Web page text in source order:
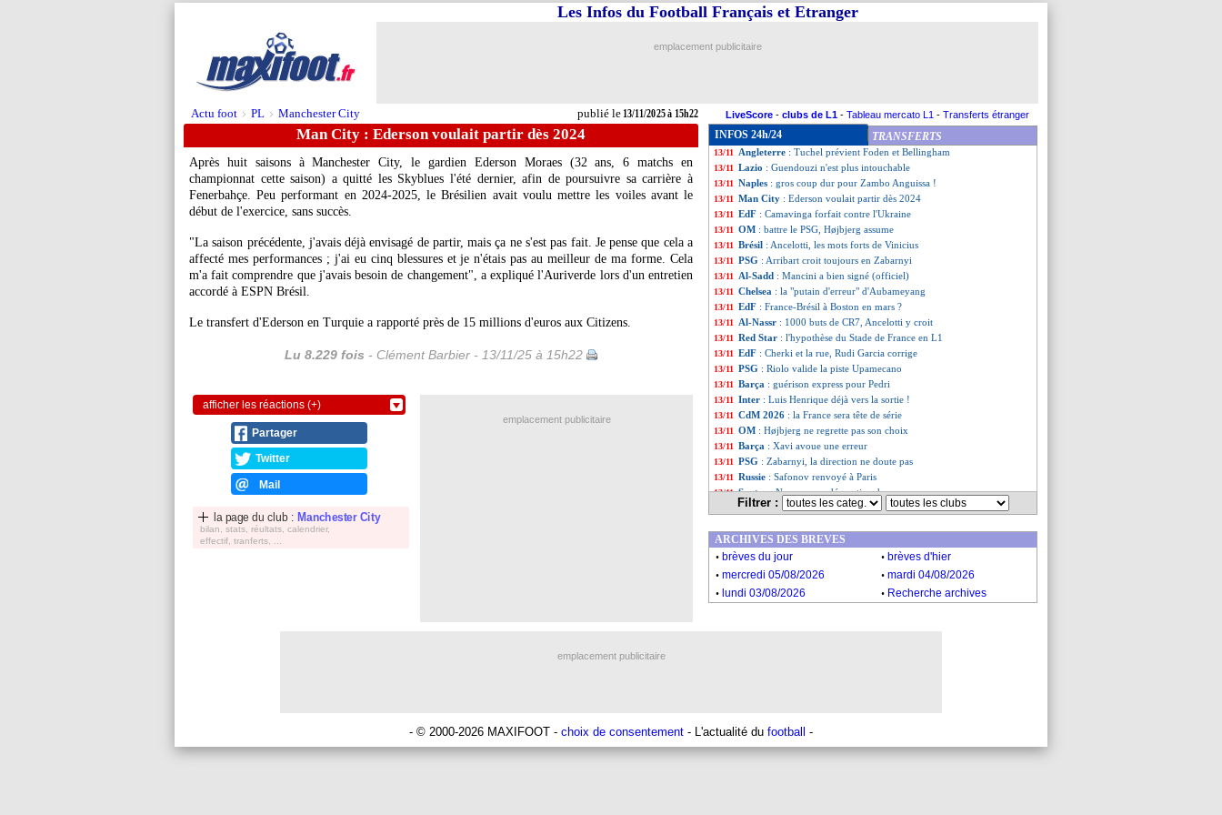
Actu foot > PL > Manchester City publié le13/11/2025 à 15h22
Les Infos du Football Français et Etranger
emplacement publicitaire
LiveScore - clubs de L1 - Tableau mercato L1 - Transferts étranger
Man City : Ederson voulait partir dès 2024
Après huit saisons à Manchester City, le gardien Ederson Moraes(32 ans, 6 matchs en
championnat cette saison) a quitté les Skyblues l'été dernier, afin de poursuivre sa carrière à
Fenerbahçe. Peu performant en 2024-2025, le Brésilien avait voulu mettre les voiles avant le
début de l'exercice, sans succès.
"La saison précédente, j'avais déjà envisagé de partir, mais ça ne s'est pas fait. Je pense que cela a
affecté mes performances ; j'ai eu cinq blessures et je n'étais pas au meilleur de ma forme. Cela
m'a fait comprendre que j'avais besoin de changement", a expliqué l'Auriverde lors d'un entretien
accordé à ESPN Brésil.
Le transfert d'Ederson en Turquie a rapporté près de 15 millions d'euros aux Citizens.
Lu 8.229 fois - Clément Barbier - 13/11/25 à 15h22
afficher les réactions (+)
Partager
Twitter
Mail
la page du club : Manchester City
bilan, stats, réultats, calendrier,
effectif, tranferts, ...
INFOS 24h/24 TRANSFERTS
13/11 PSG: un défenseur de Palace dans le viseur
13/11 Barça
13/11 Espagne : Huijsen prend la défense de Yamal
13/11 Barça: Messi, Joan Garcia serait emballé
13/11 Angleterre : Tuchel prévient Foden et Bellingham
13/11 Lazio : Guendouzi n'est plus intouchable
13/11 Naples : gros coup dur pour Zambo Anguissa !
13/11 Man City : Ederson voulait partir dès 2024
13/11 EdF : Camavinga forfait contre l'Ukraine
13/11 OM : battre le PSG, Højbjerg assume
13/11 Brésil : Ancelotti, les mots forts de Vinicius
13/11 PSG : Arribart croit toujours en Zabarnyi
13/11 Al-Sadd : Mancini a bien signé (officiel)
13/11 Chelsea : la "putain d'erreur" d'Aubameyang
13/11 EdF : France-Brésil à Boston en mars ?
13/11 Al-Nassr : 1000 buts de CR7, Ancelotti y croit
13/11 Red Star : l'hypothèse du Stade de France en L1
13/11 EdF : Cherki et la rue, Rudi Garcia corrige
13/11 PSG : Riolo valide la piste Upamecano
13/11 Barça : guérison express pour Pedri
13/11 Inter : Luis Henrique déjà vers la sortie !
13/11 CdM 2026 : la France sera tête de série
13/11 OM : Højbjerg ne regrette pas son choix
13/11 Barça : Xavi avoue une erreur
13/11 PSG : Zabarnyi, la direction ne doute pas
13/11 Russie : Safonov renvoyé à Paris
13/11 Santos: Neymar, un démenti cash
EdF: Lizarazu rend hommage à Deschamps
13/11 EdF: Cherki, Blanc voit une perle rare
... Liste des brèves du mer. 12 novembre 2025
Liste des brèves du mar. 11 novembre 2025
Filtrer :
emplacement publicitaire
ARCHIVES DES BREVES
. brèves du jour . brèves d'hier
. mercredi 05/08/2026 . mardi 04/08/2026
. lundi 03/08/2026 . Recherche archives
emplacement publicitaire
- © 2000-2026 MAXIFOOT - choix de consentement - L'actualité du football -